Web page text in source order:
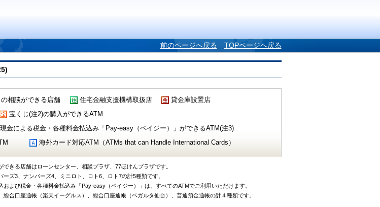
前のページへ戻る TOPページへ戻る
相談ができる店舗 住宅金融支援機構取扱店
貸金庫設置店
宝くじ(注2)の購入ができるATM
金による税金・各種料金払込み「Pay-easy（ペイジー）」ができるATM(注3)
海外カード対応ATM（ATMs that can Handle International Cards）
できる店舗はローンセンター、相談プラザ、77ほけんプラザです。
ーズ3、ナンバーズ4、ミニロト、ロト6、ロト7の計5種類です。
および税金・各種料金払込み「Pay-easy（ペイジー）」は、すべてのATMでご利用いただけます。
総合口座通帳（楽天イーグルス）、総合口座通帳（ベガルタ仙台）、普通預金通帳の計４種類です。